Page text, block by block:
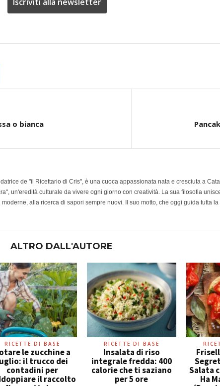
o bianca
de "il Ricettario di Cris", è una cuoca appassionata nata e cresciuta a
un'eredità culturale da vivere ogni giorno con creatività. La sua filosofia
alla ricerca di sapori sempre nuovi. Il suo motto, che oggi guida tutta
ALTRO DALL'AUTORE
RICETTE DI BASE
le zucchine a
il trucco dei
contadini per
il raccolto
RICETTE DI BASE
Insalata di riso
integrale fredda: 400
calorie che ti saziano
per 5 ore
Salata
Ha